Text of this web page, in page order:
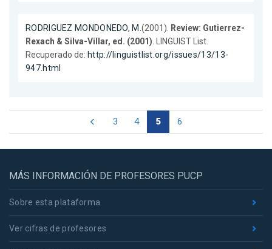
RODRIGUEZ MONDONEDO, M.(2001). Review: Gutierrez-
Rexach & Silva-Villar, ed. (2001). LINGUIST List.
Recuperado de: http://linguistlist.org/issues/13/13-
947.html
3 4 5 6
MÁS INFORMACIÓN DE PROFESORES PUCP
Sobre esta plataforma
Ver cifras de profesores